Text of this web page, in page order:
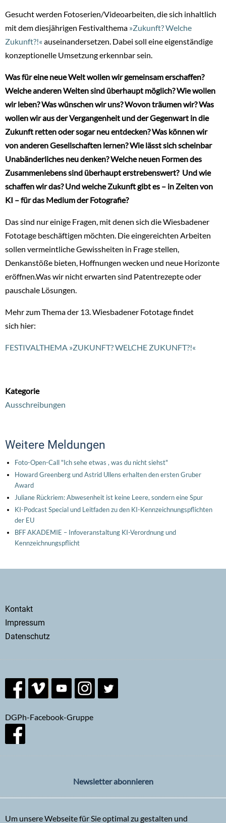
Gesucht werden Fotoserien/Videoarbeiten, die sich inhaltlich
mit dem diesjährigen Festivalthema »Zukunft? Welche
Zukunft?!« auseinandersetzen. Dabei soll eine eigenständige
konzeptionelle Umsetzung erkennbar sein.
Was für eine neue Welt wollen wir gemeinsam erschaffen?
Welche anderen Welten sind überhaupt möglich? Wie wollen
wir leben? Was wünschen wir uns? Wovon träumen wir? Was
wollen wir aus der Vergangenheit und der Gegenwart in die
Zukunft retten oder sogar neu entdecken? Was können wir
von anderen Gesellschaften lernen? Wie lässt sich scheinbar
Unabänderliches neu denken? Welche neuen Formen des
Zusammenlebens sind überhaupt erstrebenswert? Und wie
schaffen wir das? Und welche Zukunft gibt es – in Zeiten von
KI – für das Medium der Fotografie?
Das sind nur einige Fragen, mit denen sich die Wiesbadener
Fototage beschäftigen möchten. Die eingereichten Arbeiten
sollen vermeintliche Gewissheiten in Frage stellen,
Denkanstöße bieten, Hoffnungen wecken und neue Horizonte
eröffnen.Was wir nicht erwarten sind Patentrezepte oder
pauschale Lösungen.
Mehr zum Thema der 13. Wiesbadener Fototage findet
sich hier:
FESTIVALTHEMA »ZUKUNFT? WELCHE ZUKUNFT?!«
Kategorie
Ausschreibungen
Weitere Meldungen
Foto-Open-Call "Ich sehe etwas , was du nicht siehst"
Howard Greenberg und Astrid Ullens erhalten den ersten Gruber
Award
Juliane Rückriem: Abwesenheit ist keine Leere, sondern eine Spur
KI-Podcast Special und Leitfaden zu den KI-Kennzeichnungspflichten
der EU
BFF AKADEMIE – Infoveranstaltung KI-Verordnung und
Kennzeichnungspflicht
Secondary
menu
Kontakt
Impressum
Datenschutz
DGPh-Facebook-Gruppe
Newsletter abonnieren
Um unsere Webseite für Sie optimal zu gestalten und